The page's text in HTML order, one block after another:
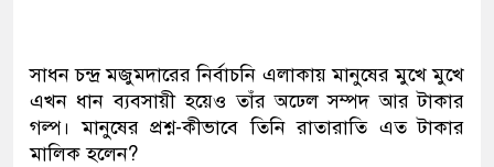
সাধন চন্দ্র মজুমদারের নির্বাচনি এলাকায় মানুষের মুখে মুখে
এখন ধান ব্যবসায়ী হয়েও তাঁর অঢেল সম্পদ আর টাকার
গল্প। মানুষের প্রশ্ন-কীভাবে তিনি রাতারাতি এত টাকার
মালিক হলেন?